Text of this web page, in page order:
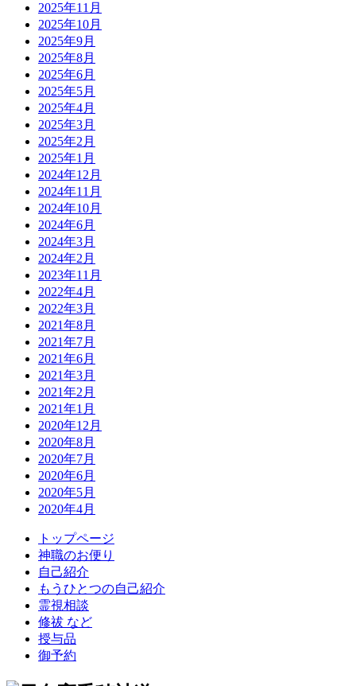
2025年11月
2025年10月
2025年9月
2025年8月
2025年6月
2025年5月
2025年4月
2025年3月
2025年2月
2025年1月
2024年12月
2024年11月
2024年10月
2024年6月
2024年3月
2024年2月
2023年11月
2022年4月
2022年3月
2021年8月
2021年7月
2021年6月
2021年3月
2021年2月
2021年1月
2020年12月
2020年8月
2020年7月
2020年6月
2020年5月
2020年4月
トップページ
神職のお便り
自己紹介
もうひとつの自己紹介
霊視相談
修祓 など
授与品
御予約